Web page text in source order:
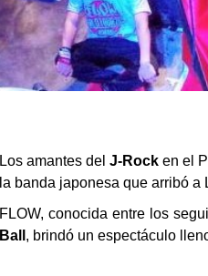
Los amantes del J-Rocken el
la banda japonesa que arribó a
FLOW, conocida entre los
Ball , brindó un espectáculo